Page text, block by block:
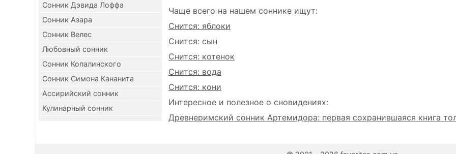
Сонник Дэвида Лоффа
Сонник Азара
Сонник Велес
Любовный сонник
Сонник Копалинского
Сонник Симона Кананита
Ассирийский сонник
Кулинарный сонник
Чаще всего на нашем соннике ищут:
Снится: яблоки
Снится: сын
Снится: котенок
Снится: вода
Снится: кони
Интересное и полезное о сновидениях:
Древнеримский сонник Артемидора: первая сохранившаяся книга